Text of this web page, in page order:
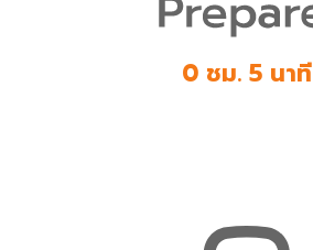
0 ชม. 5 นาที